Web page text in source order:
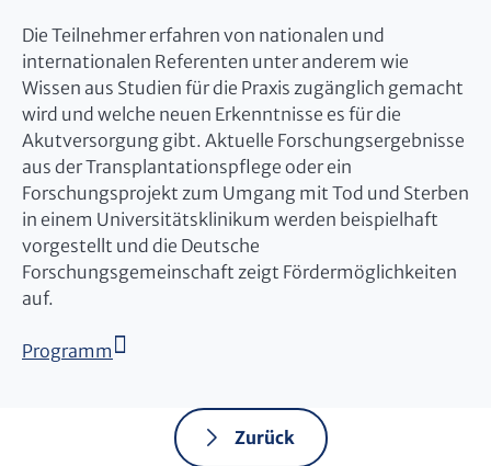
Die Teilnehmer erfahren von nationalen und
internationalen Referenten unter anderem wie
Wissen aus Studien für die Praxis zugänglich gemacht
wird und welche neuen Erkenntnisse es für die
Akutversorgung gibt. Aktuelle Forschungsergebnisse
aus der Transplantationspflege oder ein
Forschungsprojekt zum Umgang mit Tod und Sterben
in einem Universitätsklinikum werden beispielhaft
vorgestellt und die Deutsche
Forschungsgemeinschaft zeigt Fördermöglichkeiten
auf.
Programm
Zurück